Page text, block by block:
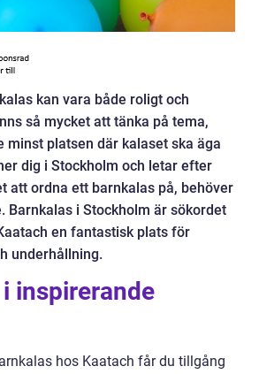
kan vara både roligt och
så mycket att tänka på tema,
minst platsen där kalaset ska äga
dig i Stockholm och letar efter
att ordna ett barnkalas på, behöver
Barnkalas i Stockholm är sökordet
en fantastisk plats för
underhållning.
inspirerande
hos Kaatach får du tillgång